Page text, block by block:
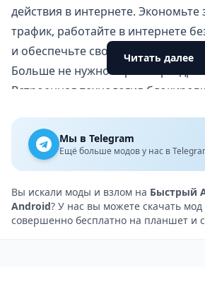
действия в интернете. Экономьте
трафик, работайте в интернете
и обеспечьте свою
Больше не нужно терпеть
Встроенная технология
мешающих работе объявлений,
всплывающие окна,
баннеры и другие назойливые
вы можете выбрать, какие
подходят, и отключить функцию
рекламы в настройках браузера.
Читать далее
Мы в Telegram
Ещё больше модов у нас в
Вы искали моды и взлом на Быстрый
Android? У нас вы можете скачать
совершенно бесплатно на планшет и